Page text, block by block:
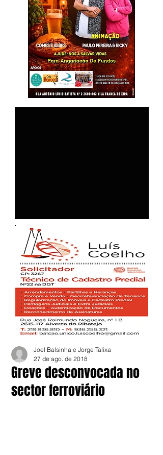
Greve desconvocada no
sector ferroviário
Joel Balsinha e Jorge Talixa
27 de ago. de 2018